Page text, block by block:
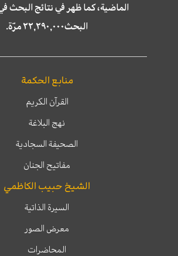
الماضية، كما ظهر في نتائج البحث
البحث٢٢,٢٩٠,٠٠٠ مرّة.
منابع الحكمة
القرآن الكريم
نهج البلاغة
الصحيفة السجادية
مفاتيح الجنان
الشيخ حبيب الكاظمي
السيرة الذاتية
معرض الصور
المحاضرات